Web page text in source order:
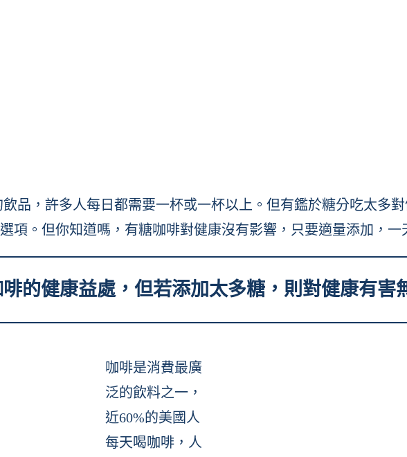
品，許多人每日都需要一杯或一杯以上。但有鑑於糖分吃太多
項。但你知道嗎，有糖咖啡對健康沒有影響，只要適量添加，一
的健康益處，但若添加太多糖，則對健康有害
咖啡是消費最廣
泛的飲料之一，
近60%的美國人
每天喝咖啡，人